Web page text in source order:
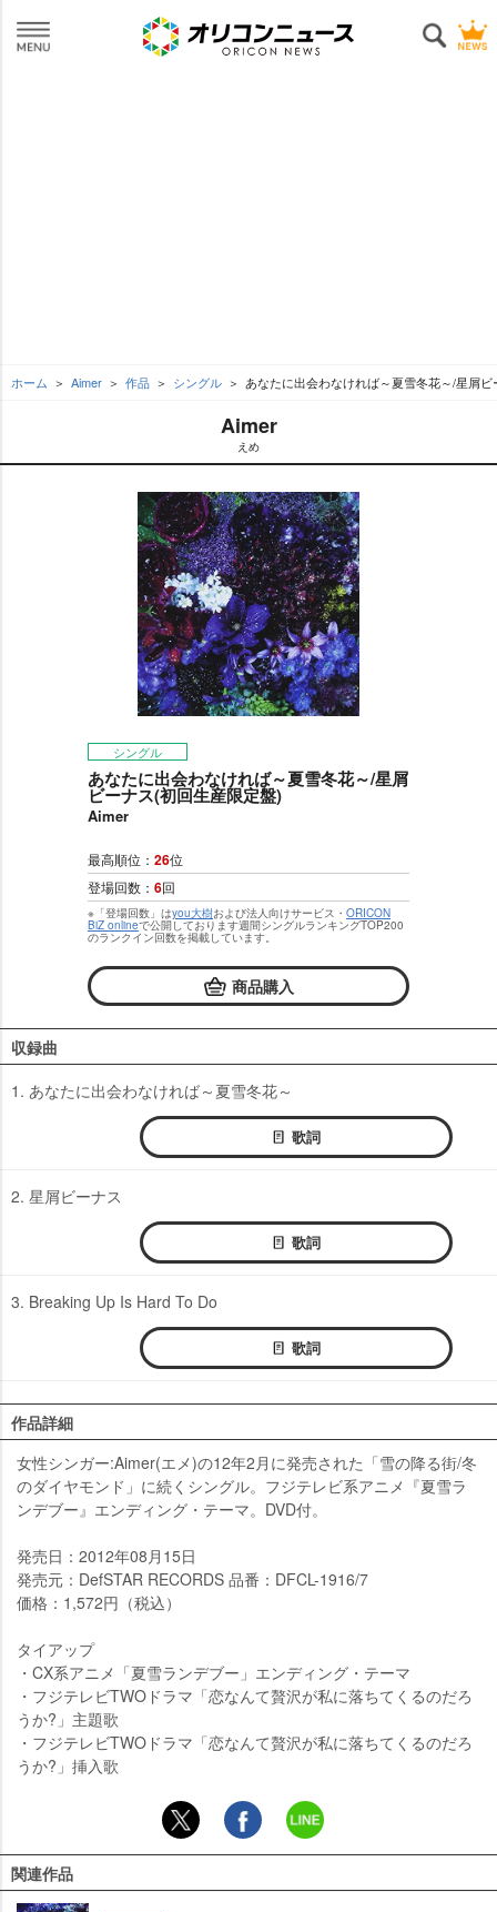
ホーム Aimer 作品 シングル あなたに出会わなければ～夏雪冬花～/星屑
Aimer
えめ
シングル
あなたに出会わなければ～夏雪冬花～/星屑
ビーナス(初回生産限定盤)
Aimer
最高順位： 26位
登場回数： 6回
※「登場回数」はyou大樹および法人向けサービス・ ORICON
BiZ onlineで公開しております週間シングルランキングTOP200
のランクイン回数を掲載しています。
商品購入
収録曲
1. あなたに出会わなければ～夏雪冬花～
歌詞
2. 星屑ビーナス
歌詞
3. Breaking Up Is Hard To Do
歌詞
作品詳細
女性シンガー:Aimer(エメ)の12年2月に発売された「雪の降る街/冬
のダイヤモンド」に続くシングル。フジテレビ系アニメ『夏雪ラ
ンデブー』エンディング・テーマ。DVD付。
発売日：2012年08月15日
発売元：DefSTAR RECORDS 品番：DFCL-1916/7
価格：1,572円（税込）
タイアップ
・CX系アニメ「夏雪ランデブー」エンディング・テーマ
・フジテレビTWOドラマ「恋なんて贅沢が私に落ちてくるのだろ
うか?」主題歌
・フジテレビTWOドラマ「恋なんて贅沢が私に落ちてくるのだろ
うか?」挿入歌
関連作品